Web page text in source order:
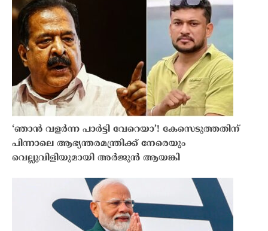
‘ഞാൻ വളർന്ന പാർട്ടി വേറെയാ’! കേസെടുത്തതിന്
പിന്നാലെ ആഭ്യന്തരമന്ത്രിക്ക് നേരെയും
വെല്ലുവിളിയുമായി അർജുൻ ആയങ്കി